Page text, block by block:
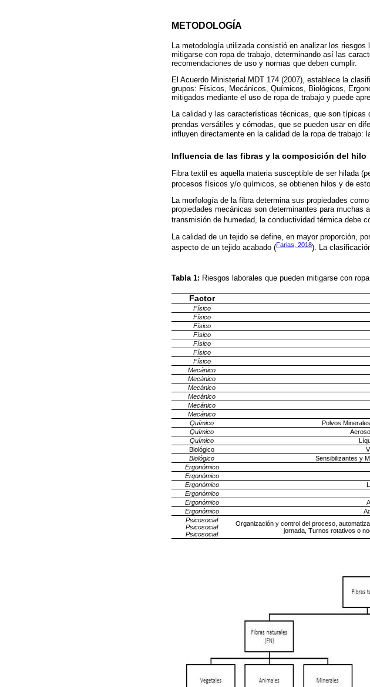
METODOLOGÍA
La metodología utilizada consistió en analizar los
mitigarse con ropa de trabajo, determinando así las
recomendaciones de uso y normas que deben cumplir.
El Acuerdo Ministerial MDT 174 (2007), establece la
grupos: Físicos, Mecánicos, Químicos, Biológicos,
mitigados mediante el uso de ropa de trabajo y puede
La calidad y las características técnicas, que son típicas
prendas versátiles y cómodas, que se pueden usar en
influyen directamente en la calidad de la ropa de
Influencia de las fibras y la composición del hilo
Fibra textil es aquella materia susceptible de ser hilada
procesos físicos y/o químicos, se obtienen hilos y de
La morfología de la fibra determina sus propiedades
propiedades mecánicas son determinantes para muchas
transmisión de humedad, la conductividad térmica debe
La calidad de un tejido se define, en mayor proporción,
aspecto de un tejido acabado (Farias, 2018). La
Tabla 1: Riesgos laborales que pueden mitigarse con
Factor
Físico
Físico
Físico
Físico
Físico
Físico
Físico
Mecánico
Mecánico
Mecánico
Mecánico
Mecánico
Mecánico
Químico
Polvos
Químico
Químico
Biológico
Biológico
Sensibilizantes y
Ergonómico
Ergonómico
Ergonómico
Ergonómico
Ergonómico
Ergonómico
Psicosocial
Psicosocial
Psicosocial
Organización y control del proceso,
jornada, Turnos rotativos o